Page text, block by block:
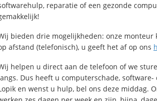
reparatie of een gezonde
bieden drie mogelijkheden: onze
afstand (telefonisch), u geeft het af op ons
helpen u direct aan de telefoon of we
Dus heeft u computerschade,
en wenst u hulp, bel ons deze middag.